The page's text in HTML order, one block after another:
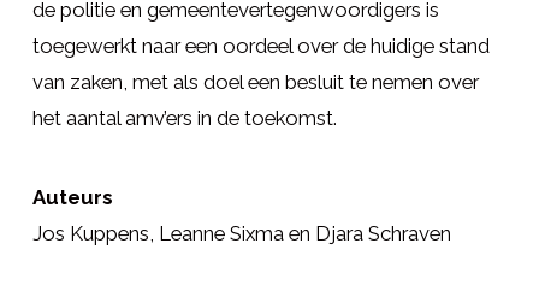
de politie en gemeentevertegenwoordigers is
toegewerkt naar een oordeel over de huidige stand
van zaken, met als doel een besluit te nemen over
het aantal amv’ers in de toekomst.
Auteurs
Jos Kuppens, Leanne Sixma en Djara Schraven